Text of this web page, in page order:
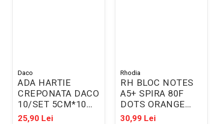
Daco
ADA HARTIE
CREPONATA DACO
10/SET 5CM*10
HC102
25,90 Lei
Rhodia
RH BLOC NOTES
A5+ SPIRA 80F
DOTS ORANGE
RHODIA 193448C
30,99 Lei